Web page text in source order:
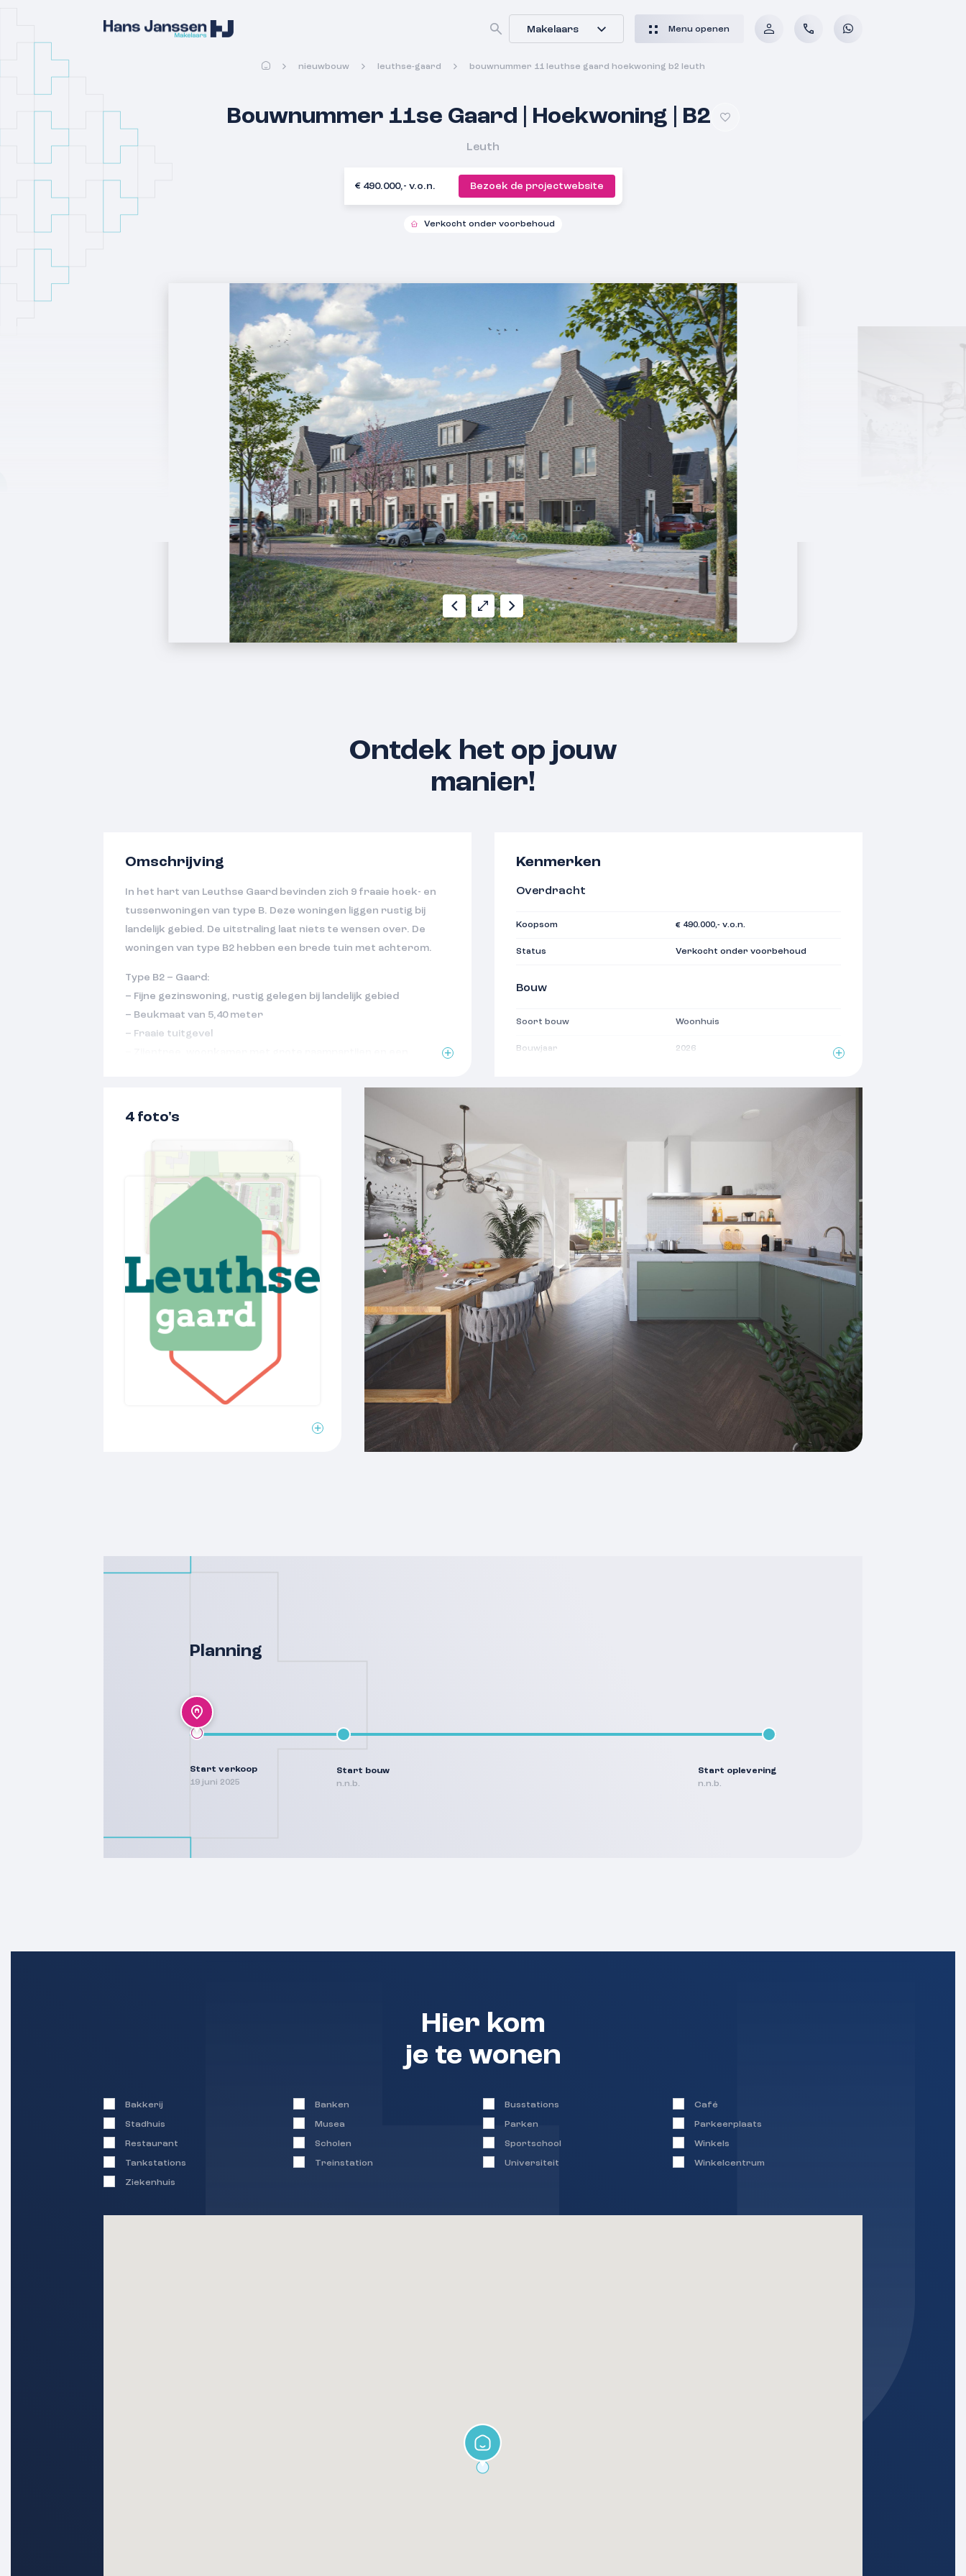
Makelaars Menu openen
nieuwbouw leuthse-gaard bouwnummer 11 leuthse gaard hoekwoning b2 leuth
Bouwnummer 11se Gaard | Hoekwoning | B2
Leuth
€ 490.000,- v.o.n. Bezoek de projectwebsite
Verkocht onder voorbehoud
Ontdek het op jouw
manier!
Omschrijving
In het hart van Leuthse Gaard bevinden zich 9 fraaie hoek- en
tussenwoningen van type B. Deze woningen liggen rustig bij
landelijk gebied. De uitstraling laat niets te wensen over. De
woningen van type B2 hebben een brede tuin met achterom.
Type B2 – Gaard:
– Fijne gezinswoning, rustig gelegen bij landelijk gebied
– Beukmaat van 5,40 meter
– Fraaie tuitgevel
– Parkeren in het parkeerhof voor of naast de woning
– Diverse keuzeopties mogelijk waaronder het uitbouwen van
de begane grond
– Energieneutraal en gasloos wonen met balansventilatie,
uitstekende isolatie, zonnepanelen, een lucht-water
warmtepomp, vloerverwarming én vloerkoeling
Het project omvat in totaal 27 woningen, waarvan 17
koopwoningen: 4 twee-onder-één-kapwoningen, 9 hoek- en
tussenwoningen en 4 hoek- en tussenwoningen met KoopStart-
regeling. Met de koopwoningen van Leuthse Gaard woon je niet
alleen comfortabel, maar ook bijzonder duurzaam. Alle
woningen zijn energieneutraal met energielabel A++++. Je
woont gasloos met balansventilatie, uitstekende isolatie,
zonnepanelen, een lucht-water warmtepomp, vloerverwarming
Kenmerken
Overdracht
Koopsom € 490.000,- v.o.n.
Status Verkocht onder voorbehoud
Bouw
Soort bouw Woonhuis
Bouwjaar 2026
Oppervlakten
Indeling
Aantal woonlagen 3 woonlagen
Voorzieningen Zonnepanelen, balansventilatie
Isolatie
Verwarming
4 foto's
Planning
Start verkoop
19 juni 2025
Start bouw
n.n.b.
Start oplevering
n.n.b.
Hier kom
je te wonen
Bakkerij Banken Busstations Café
Stadhuis Musea Parken Parkeerplaats
Restaurant Scholen Sportschool Winkels
Tankstations Treinstation Universiteit Winkelcentrum
Ziekenhuis